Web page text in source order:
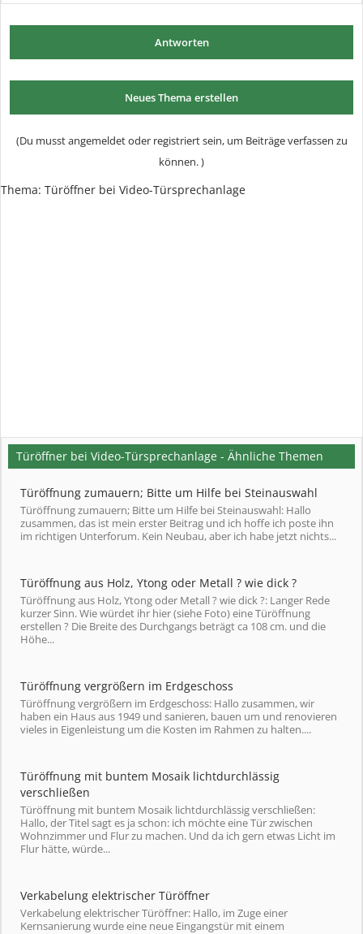
Antworten
Neues Thema erstellen
(Du musst angemeldet oder registriert sein, um Beiträge verfassen zu
können. )
Thema: Türöffner bei Video-Türsprechanlage
Türöffner bei Video-Türsprechanlage - Ähnliche Themen
Türöffnung zumauern; Bitte um Hilfe bei Steinauswahl
Türöffnung zumauern; Bitte um Hilfe bei Steinauswahl: Hallo
zusammen, das ist mein erster Beitrag und ich hoffe ich poste ihn
im richtigen Unterforum. Kein Neubau, aber ich habe jetzt nichts...
Türöffnung aus Holz, Ytong oder Metall ? wie dick ?
Türöffnung aus Holz, Ytong oder Metall ? wie dick ?: Langer Rede
kurzer Sinn. Wie würdet ihr hier (siehe Foto) eine Türöffnung
erstellen ? Die Breite des Durchgangs beträgt ca 108 cm. und die
Höhe...
Türöffnung vergrößern im Erdgeschoss
Türöffnung vergrößern im Erdgeschoss: Hallo zusammen, wir
haben ein Haus aus 1949 und sanieren, bauen um und renovieren
vieles in Eigenleistung um die Kosten im Rahmen zu halten....
Türöffnung mit buntem Mosaik lichtdurchlässig
verschließen
Türöffnung mit buntem Mosaik lichtdurchlässig verschließen:
Hallo, der Titel sagt es ja schon: ich möchte eine Tür zwischen
Wohnzimmer und Flur zu machen. Und da ich gern etwas Licht im
Flur hätte, würde...
Verkabelung elektrischer Türöffner
Verkabelung elektrischer Türöffner: Hallo, im Zuge einer
Kernsanierung wurde eine neue Eingangstür mit einem